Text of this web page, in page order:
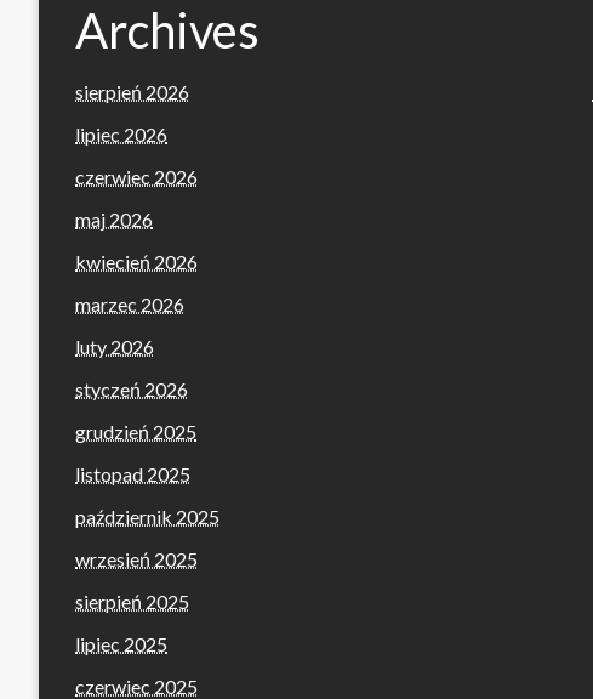
Archives
sierpień 2026
lipiec 2026
czerwiec 2026
maj 2026
kwiecień 2026
marzec 2026
luty 2026
styczeń 2026
grudzień 2025
listopad 2025
październik 2025
wrzesień 2025
sierpień 2025
lipiec 2025
czerwiec 2025